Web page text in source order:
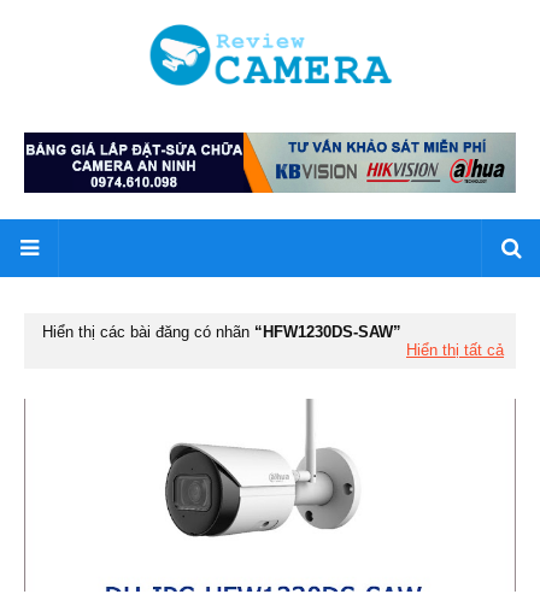
Hiển thị các bài đăng có nhãn
HFW1230DS-SAW
Hiển thị tất cả